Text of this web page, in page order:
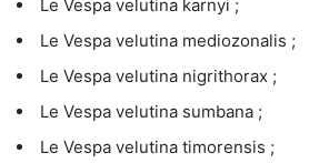
Le Vespa velutina karnyi ;
Le Vespa velutina mediozonalis ;
Le Vespa velutina nigrithorax ;
Le Vespa velutina sumbana ;
Le Vespa velutina timorensis ;